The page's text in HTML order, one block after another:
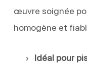
œuvre soignée
homogène et
Idéal pour